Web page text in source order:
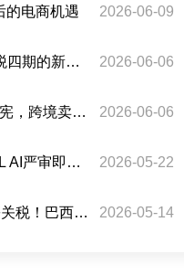
的电商机遇 2026-06-09
巴西税务迈入 AI 智能征管时代：对标金税四期的新型税控模式解析！ 2026-06-06
半月生变！巴西免税新规遭工业界起诉违宪，跨境卖家如何稳住利润？ 2026-06-06
倒计时3天｜巴西跨境卖家注意！ANATEL AI严审即将启动，如何避免货物被卡？ 2026-05-22
重磅！巴西官宣取消50美元以下跨境包裹关税！巴西跨境卖家或迎来大利好 2026-05-14